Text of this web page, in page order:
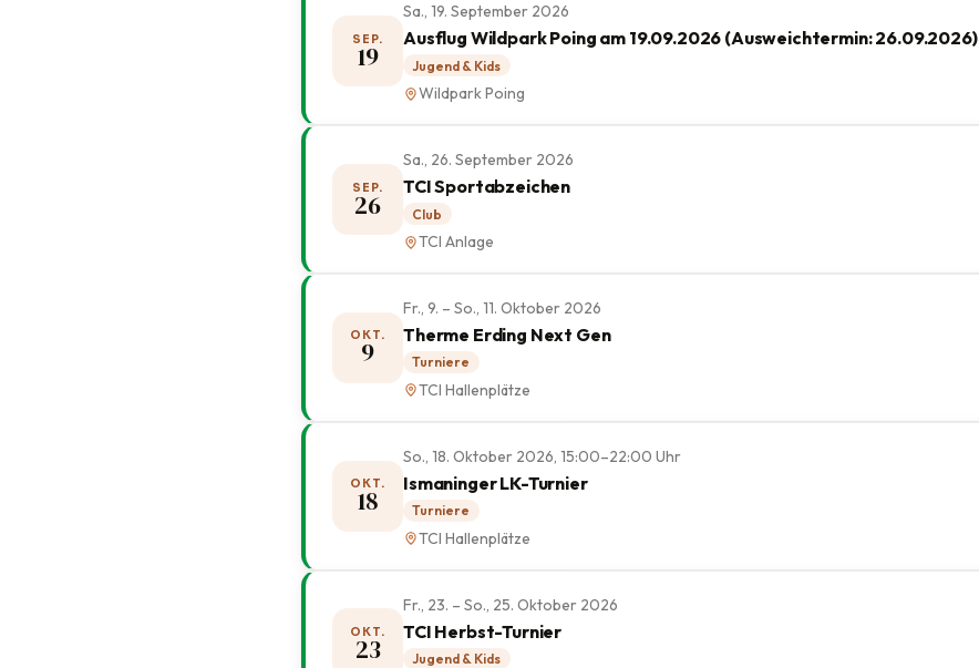
SEP.
19
Sa., 19. September 2026
Ausflug Wildpark Poing am 19.09.2026 (Ausweichtermin: 26.09.2026)
Jugend & Kids
Wildpark Poing
SEP.
26
Sa., 26. September 2026
TCI Sportabzeichen
Club
TCI Anlage
OKT.
9
Fr., 9. – So., 11. Oktober 2026
Therme Erding Next Gen
Turniere
TCI Hallenplätze
OKT.
18
So., 18. Oktober 2026, 15:00–22:00 Uhr
Ismaninger LK-Turnier
Turniere
TCI Hallenplätze
OKT.
23
Fr., 23. – So., 25. Oktober 2026
TCI Herbst-Turnier
Jugend & Kids